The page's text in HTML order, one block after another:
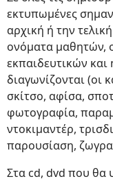
εκτυπωμένες
αρχική ή την
ονόματα μαθητών,
εκπαιδευτικών
διαγωνίζονται (οι
σκίτσο, αφίσα,
φωτογραφία,
ντοκιμαντέρ,
παρουσίαση,
Στα cd, dvd που θα